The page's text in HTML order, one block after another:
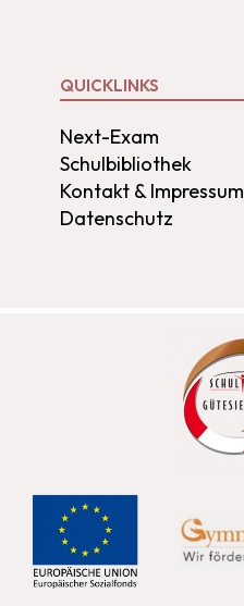
QUICKLINKS
Next-Exam
Schulbibliothek
Kontakt & Impressum
Datenschutz